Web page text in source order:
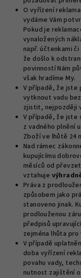
O vyřízení
vydáme Vám
Pokud je
vynaložených
např. účtenkami
že došlo k
povinností Nám
však hradíme My.
V případě, že jste
vytknout vadu
zjistit, nejpozději
V případě, že
z vadného plnění
Zboží ve lhůtě 24
Nad rámec
kupujícímu
měsíců od
vztahuje
Práva z
způsobem jako
stanoveno jinak.
prodlouženou
předpisů
zejména lhůta
V případě
doba vyřízení
povahu vady,
nutnost zajištění